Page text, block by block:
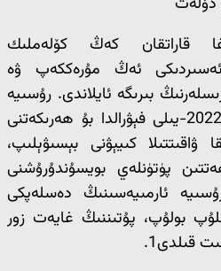
قاراتقان كەڭ كۆلەملىك
ئۇرۇشى21-ئەسىردىكى ئەڭ مۇرەككەپ ۋە
بىرىگە ئايلاندى. رۇسىيە
پرېزىدېنتى ۋىلادىمىر پۇتىن2022-يىلى فېۋرالدا بۇ ھەرىكەتنى
ۋاقىتتىلا كىيېۋنى بېسىۋېلىپ،
پۈتۈنلەي بويسۇندۇرۇشنى
ئارمىيەسىنىڭ دەسلەپكى
بولۇپ، پۇتىننىڭ غايەت زور
قىلدى1.